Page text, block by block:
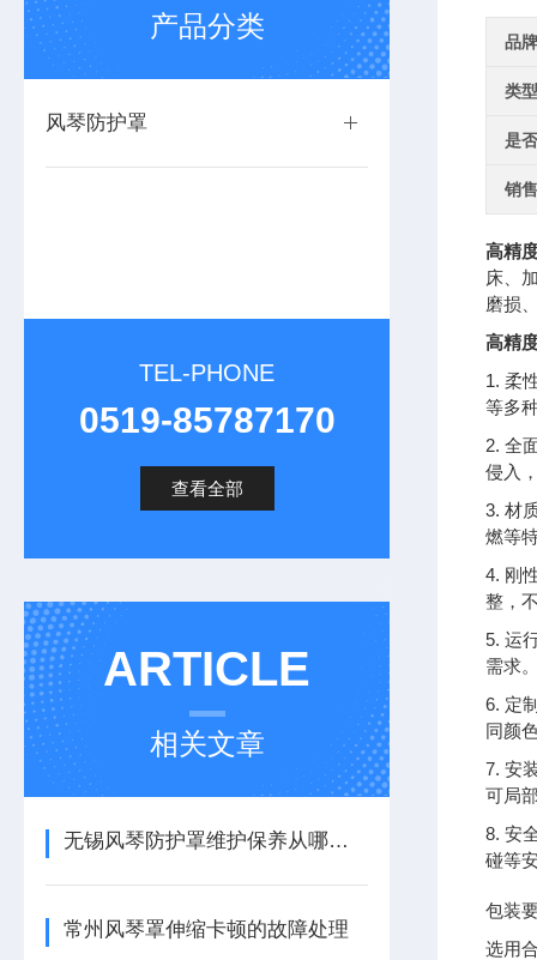
产品分类
风琴防护罩
TEL-PHONE
0519-85787170
查看全部
ARTICLE
相关文章
无锡风琴防护罩维护保养从哪里着手？
常州风琴罩伸缩卡顿的故障处理
品牌
类型
是
销
高精
床、
磨损
高精
1. 柔
等多
2. 全
侵入
3. 材
燃等
4. 刚
整，
5. 运
需求
6. 定
同颜
7. 安
可局
8. 安
碰等
包装
选用